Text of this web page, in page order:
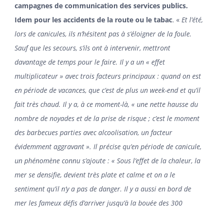
campagnes de communication des services publics.
Idem pour les accidents de la route ou le tabac. « Et l’été,
lors de canicules, ils n’hésitent pas à s’éloigner de la foule.
Sauf que les secours, s’ils ont à intervenir, mettront
davantage de temps pour le faire. Il y a un « effet
multiplicateur » avec trois facteurs principaux : quand on est
en période de vacances, que c’est de plus un week-end et qu’il
fait très chaud. Il y a, à ce moment-là, « une nette hausse du
nombre de noyades et de la prise de risque ; c’est le moment
des barbecues parties avec alcoolisation, un facteur
évidemment aggravant ». Il précise qu’en période de canicule,
un phénomène connu s’ajoute : « Sous l’effet de la chaleur, la
mer se densifie, devient très plate et calme et on a le
sentiment qu’il n’y a pas de danger. Il y a aussi en bord de
mer les fameux défis d’arriver jusqu’à la bouée des 300